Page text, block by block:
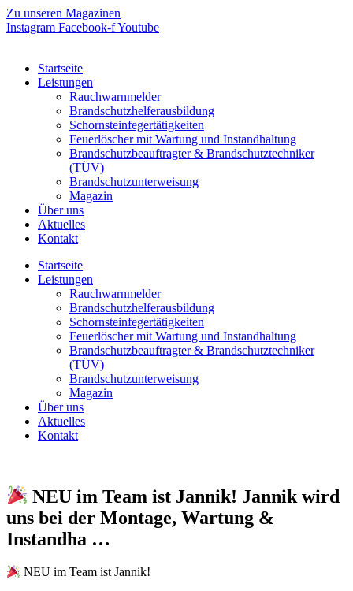
Zum
Inhalt
Zu unseren Magazinen
Instagram Facebook-fYoutube
Startseite
Leistungen
Rauchwarnmelder
Brandschutzhelferausbildung
Schornsteinfegertätigkeiten
Feuerlöscher mit Wartung und Instandhaltung
Brandschutzbeauftragter & Brandschutztechniker
(TÜV)
Brandschutzunterweisung
Magazin
Über uns
Aktuelles
Kontakt
Startseite
Leistungen
Rauchwarnmelder
Brandschutzhelferausbildung
Schornsteinfegertätigkeiten
Feuerlöscher mit Wartung und Instandhaltung
Brandschutzbeauftragter & Brandschutztechniker
(TÜV)
Brandschutzunterweisung
Magazin
Über uns
Aktuelles
Kontakt
NEU im Team ist Jannik! Jannik wird
uns bei der Montage, Wartung &
Instandha …
NEU im Team ist Jannik!